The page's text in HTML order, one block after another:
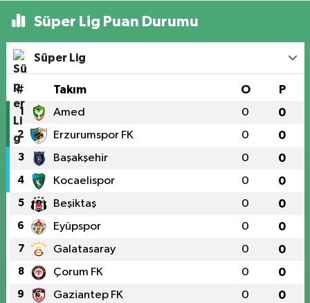
Süper Lig Puan Durumu
Süper Lig
# Takım O P
1 Amed 0 0
2 Erzurumspor FK 0 0
3 Başakşehir 0 0
4 Kocaelispor 0 0
5 Beşiktaş 0 0
6 Eyüpspor 0 0
7 Galatasaray 0 0
8 Çorum FK 0 0
9 Gaziantep FK 0 0